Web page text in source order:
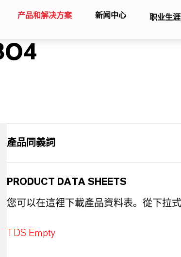
产品和解决方案 新闻中心 职业生涯
產品同義詞
PRODUCT DATA SHEETS
您可以在這裡下載產品資料表。從下拉
TDS Empty